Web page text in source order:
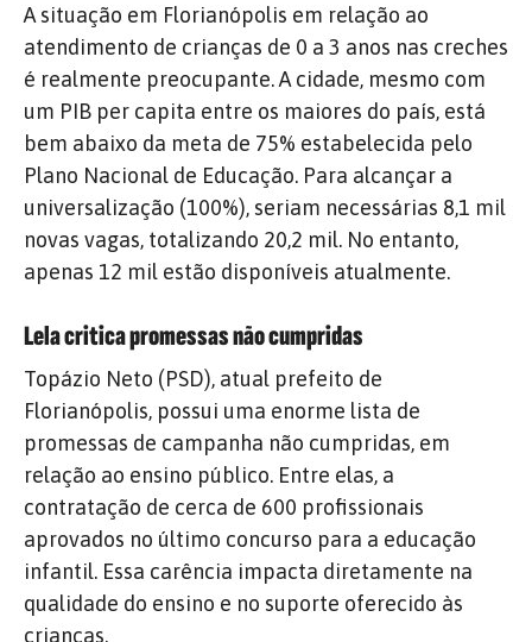
A situação em Florianópolis em relação ao
atendimento de crianças de 0 a 3 anos nas creches
é realmente preocupante. A cidade, mesmo com
um PIB per capita entre os maiores do país, está
bem abaixo da meta de 75% estabelecida pelo
Plano Nacional de Educação. Para alcançar a
universalização (100%), seriam necessárias 8,1 mil
novas vagas, totalizando 20,2 mil. No entanto,
apenas 12 mil estão disponíveis atualmente.
Lela critica promessas não cumpridas
Topázio Neto (PSD), atual prefeito de
Florianópolis, possui uma enorme lista de
promessas de campanha não cumpridas, em
relação ao ensino público. Entre elas, a
contratação de cerca de 600 profissionais
aprovados no último concurso para a educação
infantil. Essa carência impacta diretamente na
qualidade do ensino e no suporte oferecido às
crianças.